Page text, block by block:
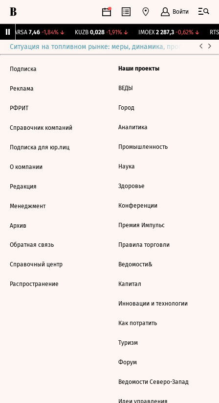
Войти
ARSA 7,46 -1,84%↓ KUZB 0,028 -1,91%↓ IMOEX 2 287,3 -0,62%↓ RTSI
Ситуация на топливном рынке: меры, динамика, прогнозы
Подписка
Реклама
РФРИТ
Справочник компаний
Подписка для юр.лиц
О компании
Редакция
Менеджмент
Архив
Обратная связь
Справочный центр
Распространение
Наши проекты
ВЕДЫ
Город
Аналитика
Промышленность
Наука
Здоровье
Конференции
Премия Импульс
Правила торговли
Ведомости&
Капитал
Инновации и технологии
Как потратить
Туризм
Форум
Ведомости Северо-Запад
Идеи управления